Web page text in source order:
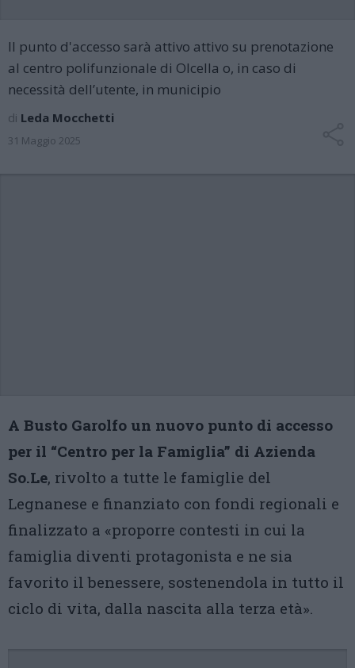
Il punto d'accesso sarà attivo attivo su prenotazione
al centro polifunzionale di Olcella o, in caso di
necessità dell’utente, in municipio
di Leda Mocchetti
31 Maggio 2025
A Busto Garolfo un nuovo punto di accesso
per il “Centro per la Famiglia” di Azienda
So.Le, rivolto a tutte le famiglie del
Legnanese e finanziato con fondi regionali e
finalizzato a «proporre contesti in cui la
famiglia diventi protagonista e ne sia
favorito il benessere, sostenendola in tutto il
ciclo di vita, dalla nascita alla terza età».